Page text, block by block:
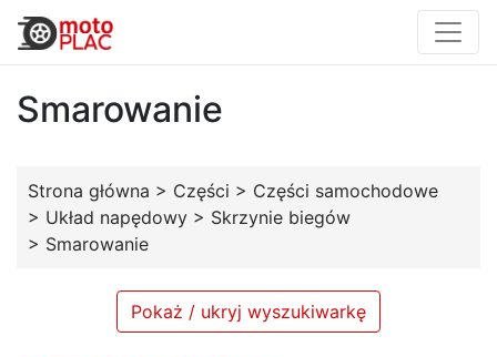
Smarowanie
Strona główna > Części > Części samochodowe
> Układ napędowy > Skrzynie biegów
> Smarowanie
Pokaż / ukryj wyszukiwarkę